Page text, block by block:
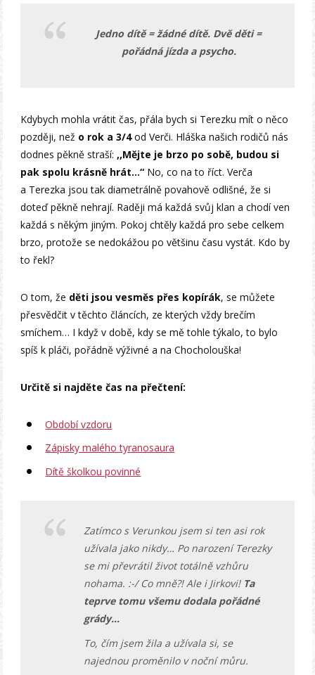
Jedno dítě = žádné dítě. Dvě děti =
pořádná jízda a psycho.
Kdybych mohla vrátit čas, přála bych si Terezku mít o něco
později, než o rok a 3/4od Verči. Hláška našich rodičů nás
dodnes pěkně straší: ,,Mějte je brzo po sobě, budou si
pak spolu krásně hrát…“ No, co na to říct. Verča
a Terezka jsou tak diametrálně povahově odlišné, že si
doteď pěkně nehrají. Raději má každá svůj klan a chodí ven
každá s někým jiným. Pokoj chtěly každá pro sebe celkem
brzo, protože se nedokážou po většinu času vystát. Kdo by
to řekl?
O tom, že děti jsou vesměs přes kopírák, se můžete
přesvědčit v těchto článcích, ze kterých vždy brečím
smíchem… I když v době, kdy se mě tohle týkalo, to bylo
spíš k pláči, pořádně výživné a na Chocholouška!
Určitě si najděte čas na přečtení:
Období vzdoru
Zápisky malého tyranosaura
Dítě školkou povinné
Zatímco s Verunkou jsem si ten asi rok
užívala jako nikdy… Po narození Terezky
se mi převrátil život totálně vzhůru
nohama. :-/ Co mně?! Ale i Jirkovi! Ta
teprve tomu všemu dodala pořádné
grády…
To, čím jsem žila a užívala si, se
najednou proměnilo v noční můru.